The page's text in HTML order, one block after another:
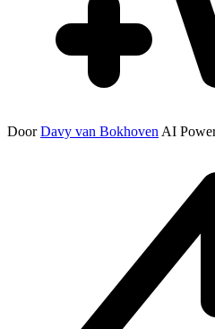
DoorDavy van Bokhoven AI